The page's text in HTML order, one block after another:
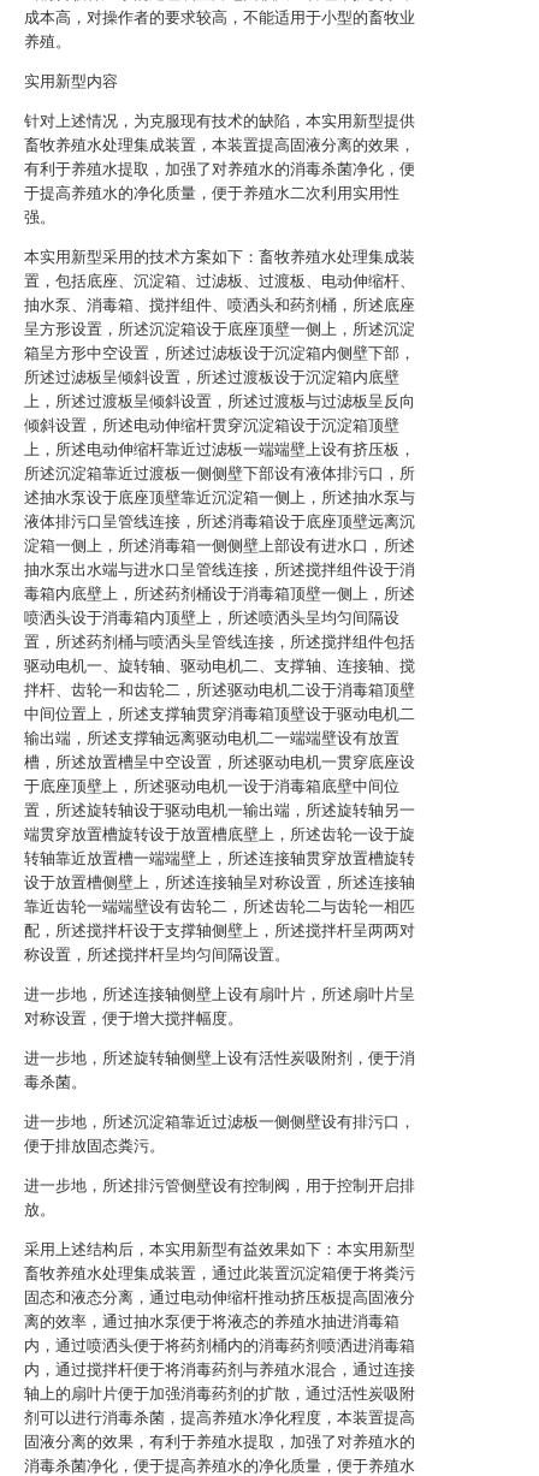
成本高，对操作者的要求较高，不能适用于小型的畜牧业
养殖。
实用新型内容
针对上述情况，为克服现有技术的缺陷，本实用新型提供
畜牧养殖水处理集成装置，本装置提高固液分离的效果，
有利于养殖水提取，加强了对养殖水的消毒杀菌净化，便
于提高养殖水的净化质量，便于养殖水二次利用实用性
强。
本实用新型采用的技术方案如下：畜牧养殖水处理集成装
置，包括底座、沉淀箱、过滤板、过渡板、电动伸缩杆、
抽水泵、消毒箱、搅拌组件、喷洒头和药剂桶，所述底座
呈方形设置，所述沉淀箱设于底座顶壁一侧上，所述沉淀
箱呈方形中空设置，所述过滤板设于沉淀箱内侧壁下部，
所述过滤板呈倾斜设置，所述过渡板设于沉淀箱内底壁
上，所述过渡板呈倾斜设置，所述过渡板与过滤板呈反向
倾斜设置，所述电动伸缩杆贯穿沉淀箱设于沉淀箱顶壁
上，所述电动伸缩杆靠近过滤板一端端壁上设有挤压板，
所述沉淀箱靠近过渡板一侧侧壁下部设有液体排污口，所
述抽水泵设于底座顶壁靠近沉淀箱一侧上，所述抽水泵与
液体排污口呈管线连接，所述消毒箱设于底座顶壁远离沉
淀箱一侧上，所述消毒箱一侧侧壁上部设有进水口，所述
抽水泵出水端与进水口呈管线连接，所述搅拌组件设于消
毒箱内底壁上，所述药剂桶设于消毒箱顶壁一侧上，所述
喷洒头设于消毒箱内顶壁上，所述喷洒头呈均匀间隔设
置，所述药剂桶与喷洒头呈管线连接，所述搅拌组件包括
驱动电机一、旋转轴、驱动电机二、支撑轴、连接轴、搅
拌杆、齿轮一和齿轮二，所述驱动电机二设于消毒箱顶壁
中间位置上，所述支撑轴贯穿消毒箱顶壁设于驱动电机二
输出端，所述支撑轴远离驱动电机二一端端壁设有放置
槽，所述放置槽呈中空设置，所述驱动电机一贯穿底座设
于底座顶壁上，所述驱动电机一设于消毒箱底壁中间位
置，所述旋转轴设于驱动电机一输出端，所述旋转轴另一
端贯穿放置槽旋转设于放置槽底壁上，所述齿轮一设于旋
转轴靠近放置槽一端端壁上，所述连接轴贯穿放置槽旋转
设于放置槽侧壁上，所述连接轴呈对称设置，所述连接轴
靠近齿轮一端端壁设有齿轮二，所述齿轮二与齿轮一相匹
配，所述搅拌杆设于支撑轴侧壁上，所述搅拌杆呈两两对
称设置，所述搅拌杆呈均匀间隔设置。
进一步地，所述连接轴侧壁上设有扇叶片，所述扇叶片呈
对称设置，便于增大搅拌幅度。
进一步地，所述旋转轴侧壁上设有活性炭吸附剂，便于消
毒杀菌。
进一步地，所述沉淀箱靠近过滤板一侧侧壁设有排污口，
便于排放固态粪污。
进一步地，所述排污管侧壁设有控制阀，用于控制开启排
放。
采用上述结构后，本实用新型有益效果如下：本实用新型
畜牧养殖水处理集成装置，通过此装置沉淀箱便于将粪污
固态和液态分离，通过电动伸缩杆推动挤压板提高固液分
离的效率，通过抽水泵便于将液态的养殖水抽进消毒箱
内，通过喷洒头便于将药剂桶内的消毒药剂喷洒进消毒箱
内，通过搅拌杆便于将消毒药剂与养殖水混合，通过连接
轴上的扇叶片便于加强消毒药剂的扩散，通过活性炭吸附
剂可以进行消毒杀菌，提高养殖水净化程度，本装置提高
固液分离的效果，有利于养殖水提取，加强了对养殖水的
消毒杀菌净化，便于提高养殖水的净化质量，便于养殖水